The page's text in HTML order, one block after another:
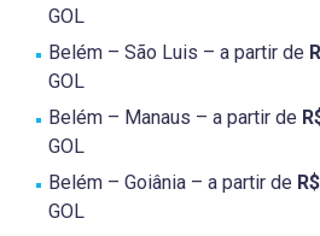
GOL
Belém – São Luis – a partir de
GOL
Belém – Manaus – a partir de
GOL
Belém – Goiânia – a partir de
GOL